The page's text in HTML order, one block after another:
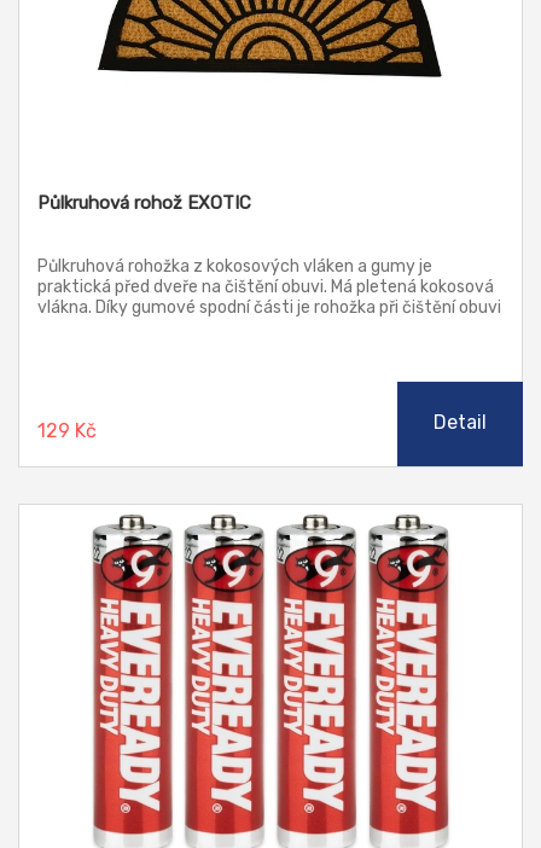
Půlkruhová rohož EXOTIC
Půlkruhová rohožka z kokosových vláken a gumy je
praktická před dveře na čištění obuvi. Má pletená kokosová
vlákna. Díky gumové spodní části je rohožka při čištění obuvi
129 Kč Detail